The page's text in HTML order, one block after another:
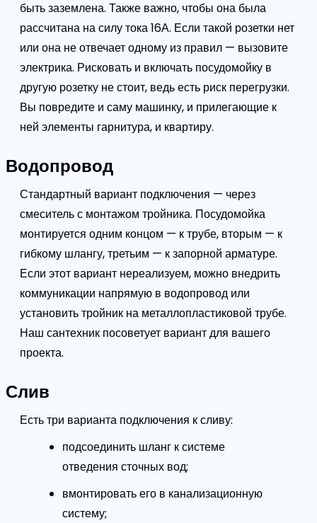
быть заземлена. Также важно, чтобы она была
рассчитана на силу тока 16А. Если такой розетки нет
или она не отвечает одному из правил — вызовите
электрика. Рисковать и включать посудомойку в
другую розетку не стоит, ведь есть риск перегрузки.
Вы повредите и саму машинку, и прилегающие к
ней элементы гарнитура, и квартиру.
Водопровод
Стандартный вариант подключения — через
смеситель с монтажом тройника. Посудомойка
монтируется одним концом — к трубе, вторым — к
гибкому шлангу, третьим — к запорной арматуре.
Если этот вариант нереализуем, можно внедрить
коммуникации напрямую в водопровод или
установить тройник на металлопластиковой трубе.
Наш сантехник посоветует вариант для вашего
проекта.
Слив
Есть три варианта подключения к сливу:
подсоединить шланг к системе
отведения сточных вод;
вмонтировать его в канализационную
систему;